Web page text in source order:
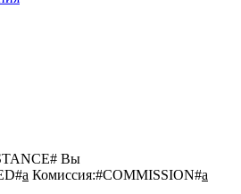
Вы
a Комиссия:#COMMISSION#a